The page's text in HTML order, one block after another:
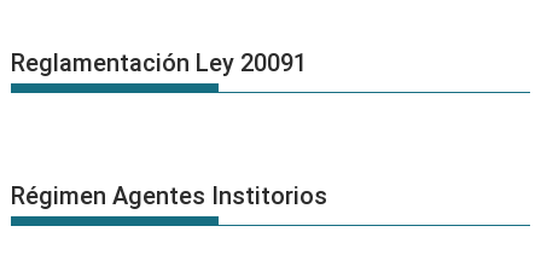
Reglamentación Ley 20091
Régimen Agentes Institorios